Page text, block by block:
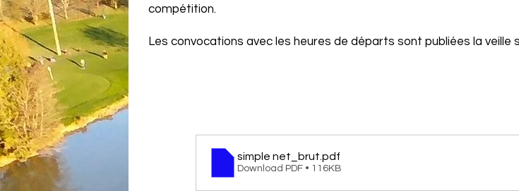
compétition.
Les convocations avec les heures de départs sont publiées la veille
simple net_brut .pdf
Download PDF • 116KB